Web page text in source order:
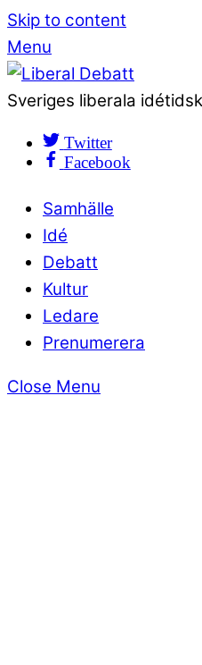
Skip to content
Menu
Sveriges liberala
Twitter
Facebook
Samhälle
Idé
Debatt
Kultur
Ledare
Prenumerera
Close Menu